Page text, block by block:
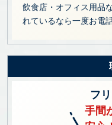
飲食店・オフィス用品
れているなら一度お電
フ
手間